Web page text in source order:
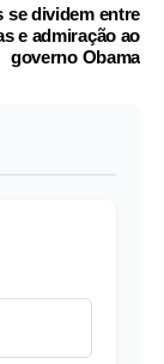
se dividem entre
e admiração ao
governo Obama